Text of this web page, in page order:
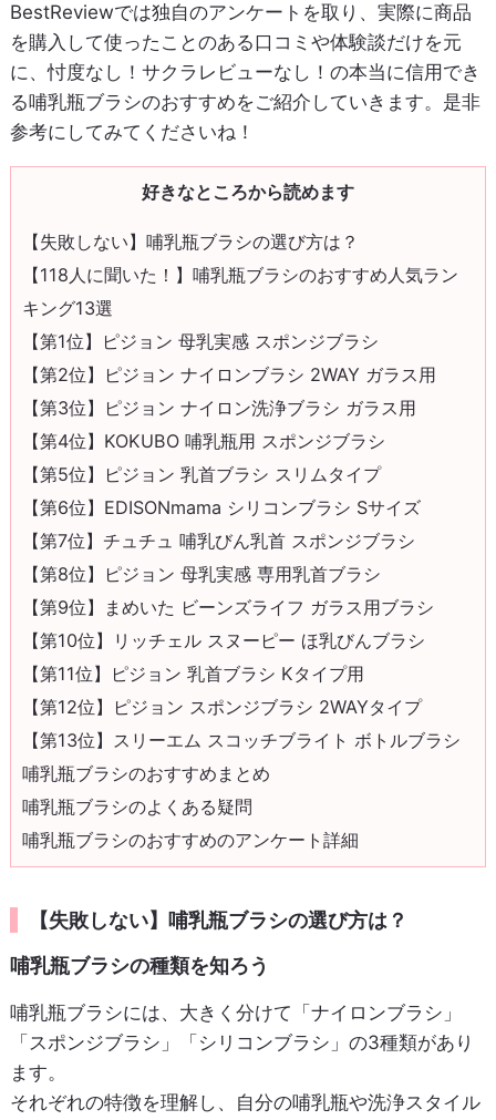
BestReviewでは独自のアンケートを取り、実際に商品
を購入して使ったことのある口コミや体験談だけを元
に、忖度なし！サクラレビューなし！の本当に信用でき
る哺乳瓶ブラシのおすすめをご紹介していきます。是非
参考にしてみてくださいね！
好きなところから読めます
【失敗しない】哺乳瓶ブラシの選び方は？
【118人に聞いた！】哺乳瓶ブラシのおすすめ人気ラン
キング13選
【第1位】ピジョン 母乳実感 スポンジブラシ
【第2位】ピジョン ナイロンブラシ 2WAY ガラス用
【第3位】ピジョン ナイロン洗浄ブラシ ガラス用
【第4位】KOKUBO 哺乳瓶用 スポンジブラシ
【第5位】ピジョン 乳首ブラシ スリムタイプ
【第6位】EDISONmama シリコンブラシ Sサイズ
【第7位】チュチュ 哺乳びん乳首 スポンジブラシ
【第8位】ピジョン 母乳実感 専用乳首ブラシ
【第9位】まめいた ビーンズライフ ガラス用ブラシ
【第10位】リッチェル スヌーピー ほ乳びんブラシ
【第11位】ピジョン 乳首ブラシ Kタイプ用
【第12位】ピジョン スポンジブラシ 2WAYタイプ
【第13位】スリーエム スコッチブライト ボトルブラシ
哺乳瓶ブラシのおすすめまとめ
哺乳瓶ブラシのよくある疑問
哺乳瓶ブラシのおすすめのアンケート詳細
【失敗しない】哺乳瓶ブラシの選び方は？
哺乳瓶ブラシの種類を知ろう
哺乳瓶ブラシには、大きく分けて「ナイロンブラシ」
「スポンジブラシ」「シリコンブラシ」の3種類があり
ます。
それぞれの特徴を理解し、自分の哺乳瓶や洗浄スタイル